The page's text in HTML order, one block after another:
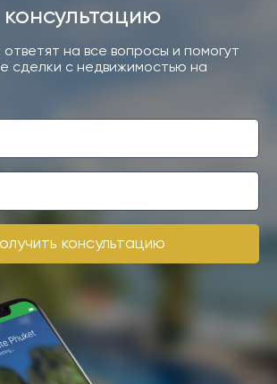
на все вопросы и помогут
сделки с недвижимостью на
консультацию